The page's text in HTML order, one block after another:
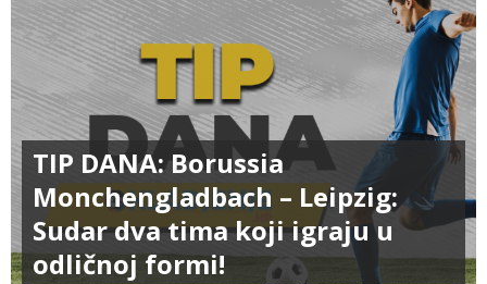
TIP DANA: Borussia
Monchengladbach – Leipzig:
Sudar dva tima koji igraju u
odličnoj formi!